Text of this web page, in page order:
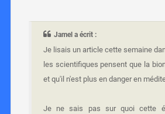
Jamel a écrit :
Je lisais un article cette semaine
les scientifiques pensent que la
et qu'il n'est plus en danger en
Je ne sais pas sur quoi cette